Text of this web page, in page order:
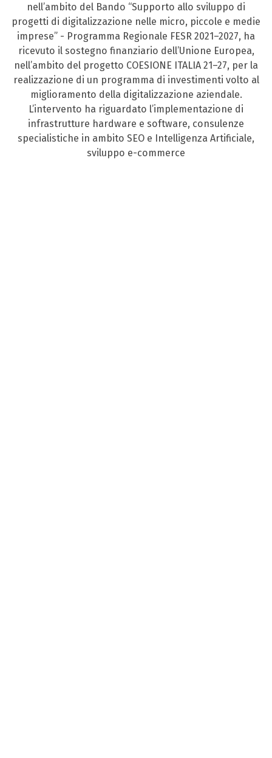
nell’ambito del Bando “Supporto allo sviluppo di
progetti di digitalizzazione nelle micro, piccole e medie
imprese” - Programma Regionale FESR 2021–2027, ha
ricevuto il sostegno finanziario dell’Unione Europea,
nell’ambito del progetto COESIONE ITALIA 21–27, per la
realizzazione di un programma di investimenti volto al
miglioramento della digitalizzazione aziendale.
L’intervento ha riguardato l’implementazione di
infrastrutture hardware e software, consulenze
specialistiche in ambito SEO e Intelligenza Artificiale,
sviluppo e-commerce